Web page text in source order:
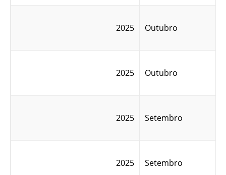
2025 Outubro
2025 Outubro
2025 Setembro
2025 Setembro